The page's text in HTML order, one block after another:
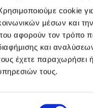
cookie
μέσων και
αφορούν τον τρόπο
και
έχετε παραχωρήσει
τους.
Αρ.